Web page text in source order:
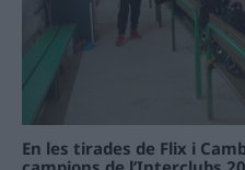
En les tirades de Flix i